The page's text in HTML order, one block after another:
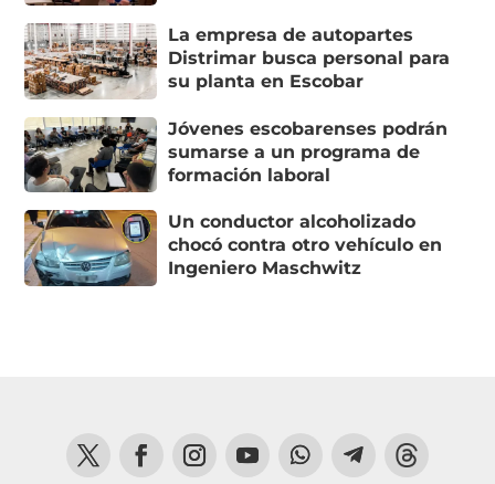
La empresa de autopartes
Distrimar busca personal para
su planta en Escobar
Jóvenes escobarenses podrán
sumarse a un programa de
formación laboral
Un conductor alcoholizado
chocó contra otro vehículo en
Ingeniero Maschwitz